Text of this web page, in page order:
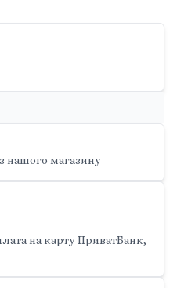
нашого магазину
на карту ПриватБанк,